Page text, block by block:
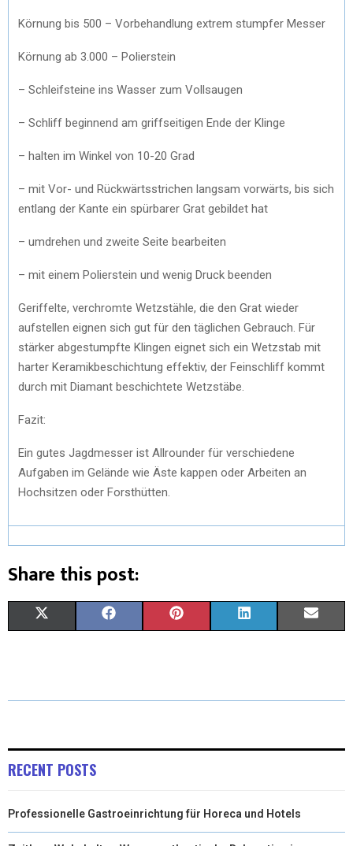
Körnung bis 500 – Vorbehandlung extrem stumpfer Messer
Körnung ab 3.000 – Polierstein
– Schleifsteine ins Wasser zum Vollsaugen
– Schliff beginnend am griffseitigen Ende der Klinge
– halten im Winkel von 10-20 Grad
– mit Vor- und Rückwärtsstrichen langsam vorwärts, bis sich
entlang der Kante ein spürbarer Grat gebildet hat
– umdrehen und zweite Seite bearbeiten
– mit einem Polierstein und wenig Druck beenden
Geriffelte, verchromte Wetzstähle, die den Grat wieder
aufstellen eignen sich gut für den täglichen Gebrauch. Für
stärker abgestumpfte Klingen eignet sich ein Wetzstab mit
harter Keramikbeschichtung effektiv, der Feinschliff kommt
durch mit Diamant beschichtete Wetzstäbe.
Fazit:
Ein gutes Jagdmesser ist Allrounder für verschiedene
Aufgaben im Gelände wie Äste kappen oder Arbeiten an
Hochsitzen oder Forsthütten.
Share this post:
W
E
R
E
K
T
S
T
K
N
I
RECENT POSTS
Professionelle Gastroeinrichtung für Horeca und Hotels